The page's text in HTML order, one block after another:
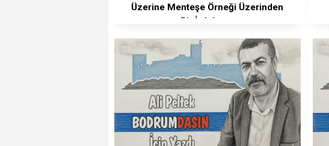
Üzerine Menteşe Örneği Üzerinden
Bir İrdeleme